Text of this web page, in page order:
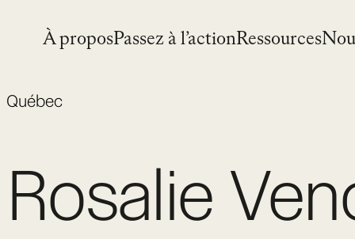
À proposPassez à l’actionRessources
Québec
Rosalie